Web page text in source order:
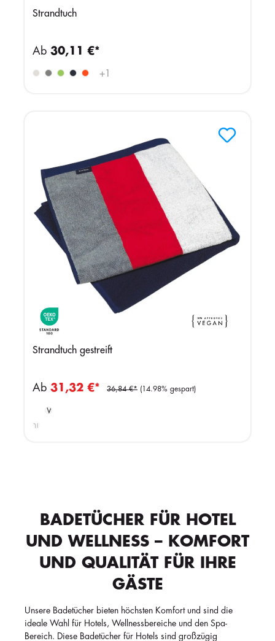
Strandtuch
+1
Ab 30,11 €*
Strandtuch gestreift
Black/Orange/
White/
Red/White/Navy
Ab 31,32 €* 36,84 €* (14.98% gespart)
BADETÜCHER FÜR HOTEL
UND WELLNESS – KOMFORT
UND QUALITÄT FÜR IHRE
GÄSTE
Unsere Badetücher bieten höchsten Komfort und sind die
ideale Wahl für Hotels, Wellnessbereiche und den Spa-
Bereich. Diese Badetücher für Hotels sind großzügig